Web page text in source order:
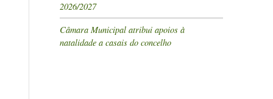
2026/2027
Câmara Municipal atribui apoios à
natalidade a casais do concelho